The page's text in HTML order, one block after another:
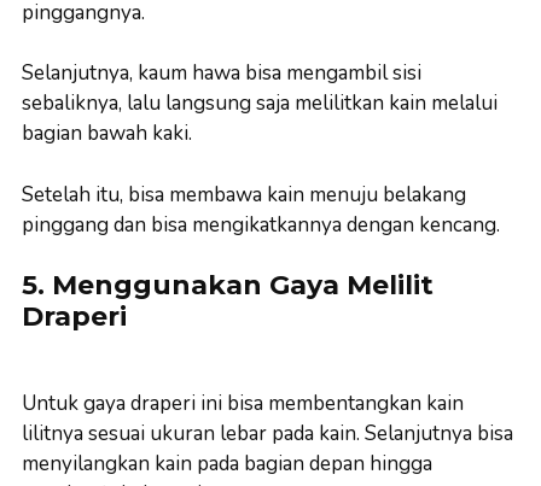
pinggangnya.
Selanjutnya, kaum hawa bisa mengambil sisi
sebaliknya, lalu langsung saja melilitkan kain melalui
bagian bawah kaki.
Setelah itu, bisa membawa kain menuju belakang
pinggang dan bisa mengikatkannya dengan kencang.
5. Menggunakan Gaya Melilit
Draperi
Untuk gaya draperi ini bisa membentangkan kain
lilitnya sesuai ukuran lebar pada kain. Selanjutnya bisa
menyilangkan kain pada bagian depan hingga